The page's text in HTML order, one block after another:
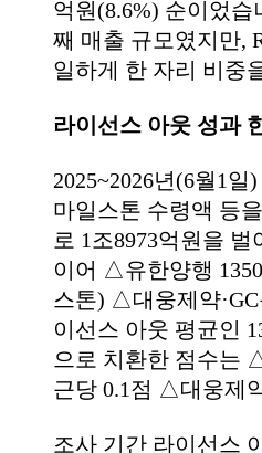
억원(8.6%) 순이었
째 매출 규모였지만,
일하게 한 자리 비중
라이선스 아웃 성과
2025~2026년(6월1
마일스톤 수령액 등
로 1조8973억원을
이어 △유한양행
스톤) △대웅제약
이선스 아웃 평균인
으로 치환한 점수는
근당 0.1점 △대웅제
조사 기간 라이선스